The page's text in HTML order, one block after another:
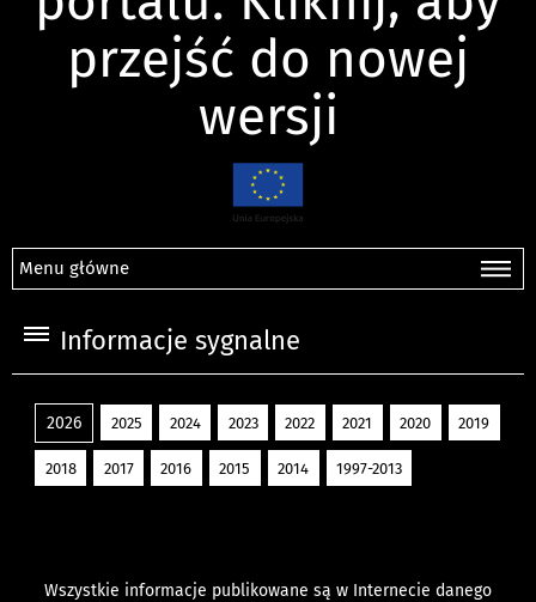
przejść do nowej
wersji
Menu główne
Informacje sygnalne
2026 2025 2024 2023 2022 2021 2020 2019
2018 2017 2016 2015 2014 1997-2013
Wszystkie informacje publikowane są w Internecie danego